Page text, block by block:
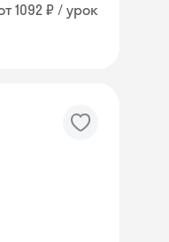
1092 ₽ / урок